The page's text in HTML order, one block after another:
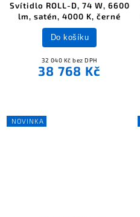
Svítidlo ROLL-D, 74 W, 6600
lm, satén, 4000 K, černé
32 040 Kč bez DPH
38 768 Kč
Do košíku
NOVINKA